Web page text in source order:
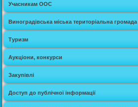
Учасникам ООС
Виноградівська міська територіальна громада
Туризм
Аукціони, конкурси
Закупівлі
Доступ до публічної інформації